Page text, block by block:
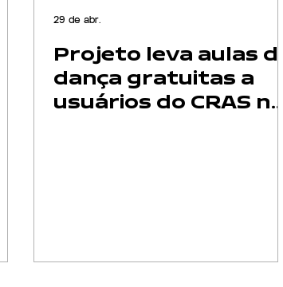
Projeto leva aulas de
dança gratuitas a
usuários do CRAS no
29 de abr.